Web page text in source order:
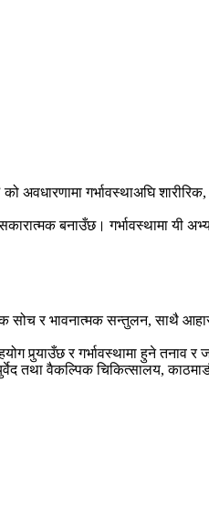
गर्भावस्थाअघि
बनाउँछ। गर्भावस्थामा
सोच र भावनात्मक सन्तुलन, साथै
पुर्‍याउँछ र गर्भावस्थामा हुने तनाव र
तथा वैकल्पिक चिकित्सालय,